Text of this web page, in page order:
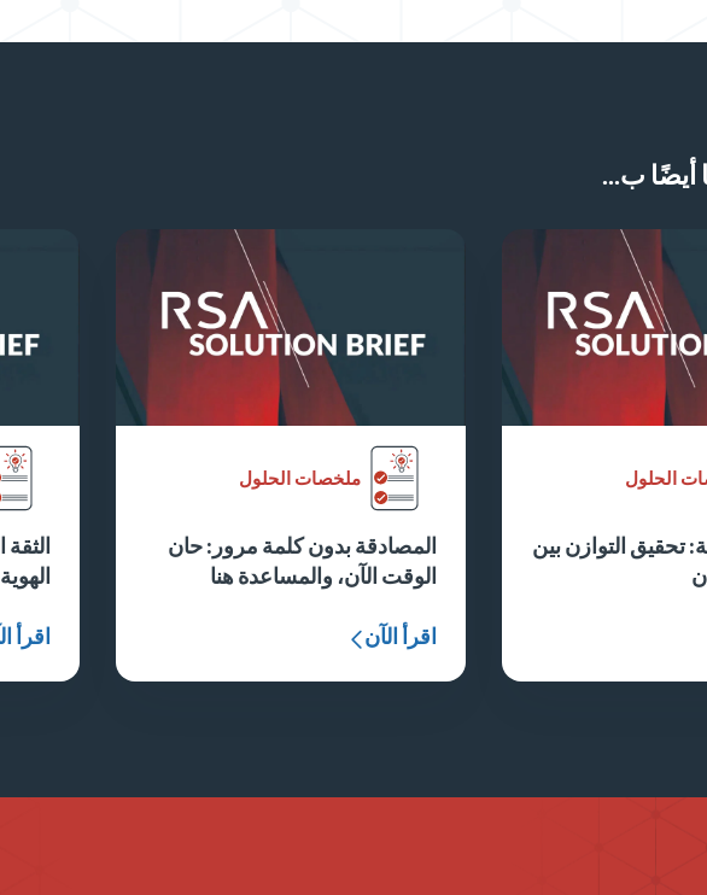
أيضًا ب...
الحلول
تحقيق التوازن بين
ملخصات الحلول
المصادقة بدون كلمة مرور: حان
الوقت الآن، والمساعدة هنا
اقرأ الآن اقرأ